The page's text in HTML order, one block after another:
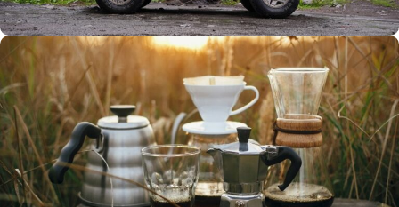
ARAÇ AKSESUARLARI
SATIŞ VE MONTAJ
Keşfet